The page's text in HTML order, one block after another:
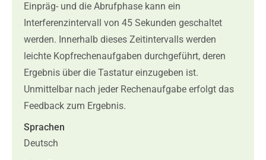
Einpräg- und die Abrufphase kann ein
Interferenzintervall von 45 Sekunden geschaltet
werden. Innerhalb dieses Zeitintervalls werden
leichte Kopfrechenaufgaben durchgeführt, deren
Ergebnis über die Tastatur einzugeben ist.
Unmittelbar nach jeder Rechenaufgabe erfolgt das
Feedback zum Ergebnis.
Sprachen
Deutsch